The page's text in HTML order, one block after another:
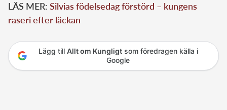
LÄS MER: Silvias födelsedag förstörd – kungens
raseri efter läckan
Lägg till Allt om Kungligtsom föredragen källa i
Google